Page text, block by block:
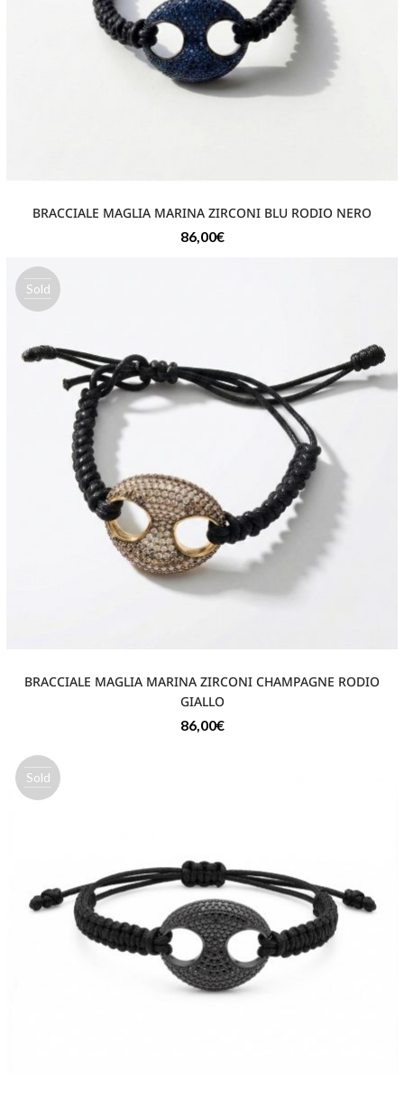
BRACCIALE MAGLIA MARINA ZIRCONI BLU RODIO NERO
86,00€
Sold
BRACCIALE MAGLIA MARINA ZIRCONI CHAMPAGNE RODIO
GIALLO
86,00€
Sold